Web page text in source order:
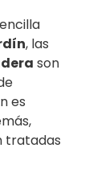
, las
son
es
tratadas